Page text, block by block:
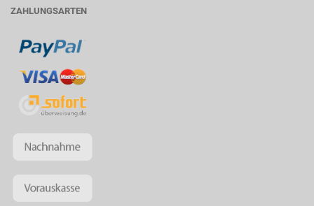
ZAHLUNGSARTEN